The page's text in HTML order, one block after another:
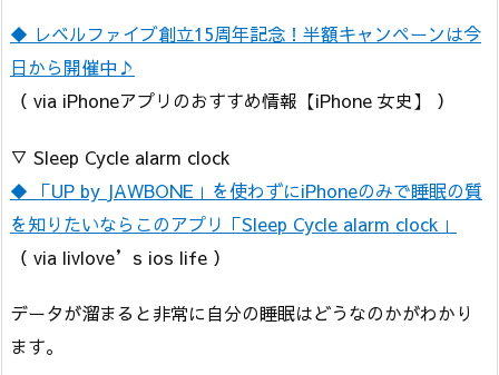
◆ レベルファイブ創立15周年記念！半額キャンペーンは今
日から開催中♪
（ via iPhoneアプリのおすすめ情報【iPhone 女史】 ）
▽ Sleep Cycle alarm clock
◆ 「UP by JAWBONE」を使わずにiPhoneのみで睡眠の質
を知りたいならこのアプリ「Sleep Cycle alarm clock」
（ via livlove’s ios life ）
データが溜まると非常に自分の睡眠はどうなのかがわかり
ます。